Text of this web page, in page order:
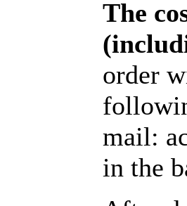
The
order
mail:
in the